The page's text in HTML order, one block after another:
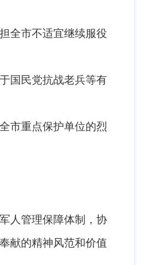
全市不适宜继续服役
国民党抗战老兵等有
市重点保护单位的烈
人管理保障体制，协
献的精神风范和价值